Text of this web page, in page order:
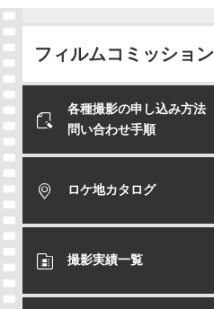
フィルムコミッション
各種撮影の申し込み方法
問い合わせ手順
ロケ地カタログ
撮影実績一覧